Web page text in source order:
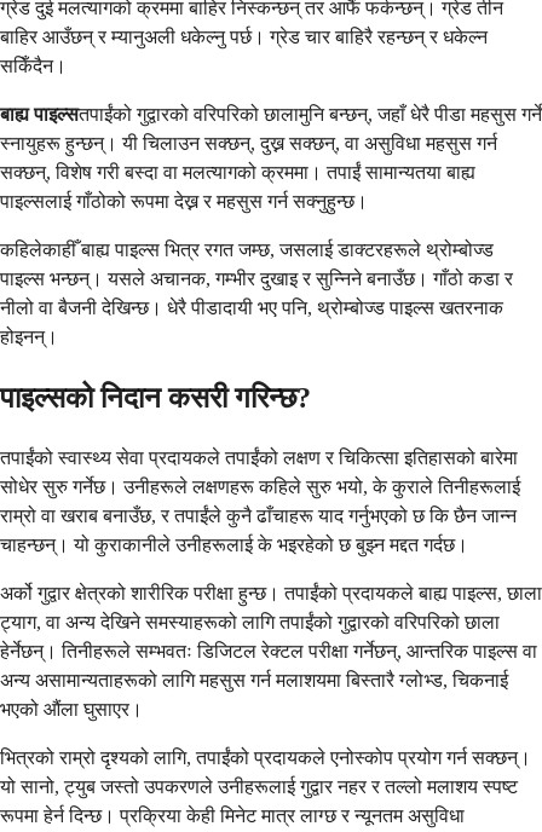
ग्रेड दुई मलत्यागको क्रममा बाहिर निस्कन्छन् तर आफैं फर्कन्छन्। ग्रेड तीन
बाहिर आउँछन् र म्यानुअली धकेल्नु पर्छ। ग्रेड चार बाहिरै रहन्छन् र धकेल्न
सकिँदैन।
बाह्य पाइल्सतपाईंको गुद्वारको वरिपरिको छालामुनि बन्छन्, जहाँ धेरै पीडा महसुस गर्ने
स्नायुहरू हुन्छन्। यी चिलाउन सक्छन्, दुख्न सक्छन्, वा असुविधा महसुस गर्न
सक्छन्, विशेष गरी बस्दा वा मलत्यागको क्रममा। तपाईं सामान्यतया बाह्य
पाइल्सलाई गाँठोको रूपमा देख्न र महसुस गर्न सक्नुहुन्छ।
कहिलेकाहीँ बाह्य पाइल्स भित्र रगत जम्छ, जसलाई डाक्टरहरूले थ्रोम्बोज्ड
पाइल्स भन्छन्। यसले अचानक, गम्भीर दुखाइ र सुन्निने बनाउँछ। गाँठो कडा र
नीलो वा बैजनी देखिन्छ। धेरै पीडादायी भए पनि, थ्रोम्बोज्ड पाइल्स खतरनाक
होइनन्।
पाइल्सको निदान कसरी गरिन्छ?
तपाईंको स्वास्थ्य सेवा प्रदायकले तपाईंको लक्षण र चिकित्सा इतिहासको बारेमा
सोधेर सुरु गर्नेछ। उनीहरूले लक्षणहरू कहिले सुरु भयो, के कुराले तिनीहरूलाई
राम्रो वा खराब बनाउँछ, र तपाईंले कुनै ढाँचाहरू याद गर्नुभएको छ कि छैन जान्न
चाहन्छन्। यो कुराकानीले उनीहरूलाई के भइरहेको छ बुझ्न मद्दत गर्दछ।
अर्को गुद्वार क्षेत्रको शारीरिक परीक्षा हुन्छ। तपाईंको प्रदायकले बाह्य पाइल्स, छाला
ट्याग, वा अन्य देखिने समस्याहरूको लागि तपाईंको गुद्वारको वरिपरिको छाला
हेर्नेछन्। तिनीहरूले सम्भवतः डिजिटल रेक्टल परीक्षा गर्नेछन्, आन्तरिक पाइल्स वा
अन्य असामान्यताहरूको लागि महसुस गर्न मलाशयमा बिस्तारै ग्लोभ्ड, चिकनाई
भएको औंला घुसाएर।
भित्रको राम्रो दृश्यको लागि, तपाईंको प्रदायकले एनोस्कोप प्रयोग गर्न सक्छन्।
यो सानो, ट्युब जस्तो उपकरणले उनीहरूलाई गुद्वार नहर र तल्लो मलाशय स्पष्ट
रूपमा हेर्न दिन्छ। प्रक्रिया केही मिनेट मात्र लाग्छ र न्यूनतम असुविधा